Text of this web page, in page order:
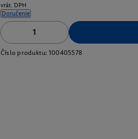
vrát. DPH
Doručenie
Číslo produktu: 100405578